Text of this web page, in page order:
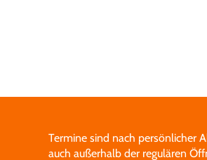
Termine sind nach persönlicher
auch außerhalb der regulären